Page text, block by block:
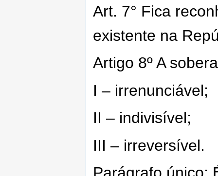
Art. 7° Fica
existente na
Artigo 8º A
I – irrenunciável;
II – indivisível;
III – irreversível.